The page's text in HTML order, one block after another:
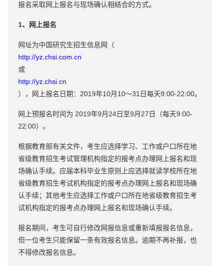
报名采取网上报名与现场确认相结合的方式。
1、网上报名
网址为中国研究生招生信息网（
http://yz.chsi.com.cn
或
http://yz.chsi.cn
），网上报名日期：2019年10月10～31日每天9:00-22:00。
网上预报名时间为 2019年9月24日至9月27日（每天9:00-
22:00）。
根据教育部有关文件，考生应选择学习、工作或户口所在地
省级教育招生考试管理机构指定的报考点办理网上报名和现
场确认手续。应届本科毕业生原则上应选择就读学校所在地
省级教育招生考试机构指定的报考点办理网上报名和现场确
认手续；其他考生应选择工作或户口所在地省级教育招生考
试机构指定的报考点办理网上报名和现场确认手续。
报名期间，考生可自行修改网报信息或重新填报报名信息，
但一位考生只能保留一条有效报名信息。逾期不再补报，也
不得修改报名信息。